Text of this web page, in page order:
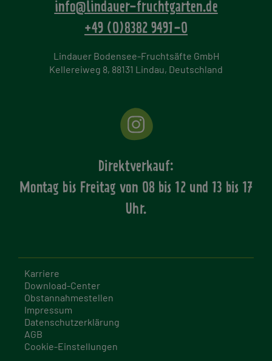
info@lindauer-fruchtgarten.de
+49 (0)8382 9491-0
Lindauer Bodensee-Fruchtsäfte GmbH
Kellereiweg 8, 88131 Lindau, Deutschland
Direktverkauf:
Montag bis Freitag von 08 bis 12 und 13 bis 17
Uhr.
Karriere
Download-Center
Obstannahmestellen
Impressum
Datenschutzerklärung
AGB
Cookie-Einstellungen